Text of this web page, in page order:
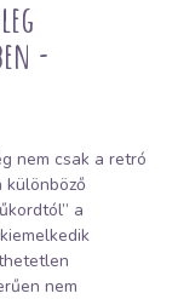
-
nem csak a retró
különböző
a
nem